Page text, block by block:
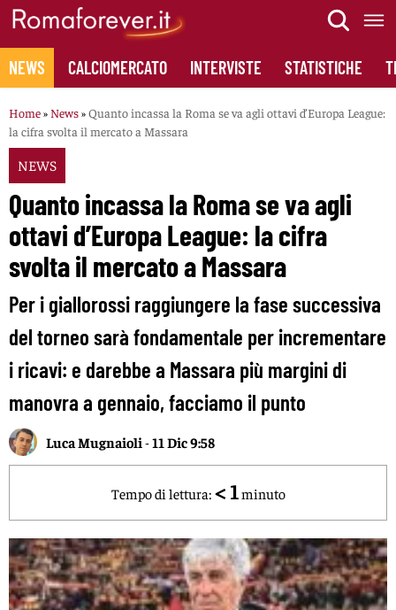
Skip
content
NEWS CALCIOMERCATO INTERVISTE STATISTICHE
Home» News»Quanto incassa la Roma se va agli ottavi d’Europa League:
la cifra svolta il mercato a Massara
NEWS
Quanto incassa la Roma se va agli
ottavi d’Europa League: la cifra
svolta il mercato a Massara
Per i giallorossi raggiungere la fase successiva
del torneo sarà fondamentale per incrementare
i ricavi: e darebbe a Massara più margini di
manovra a gennaio, facciamo il punto
Luca Mugnaioli -11 Dic 9:58
Tempo di lettura: < 1 minuto